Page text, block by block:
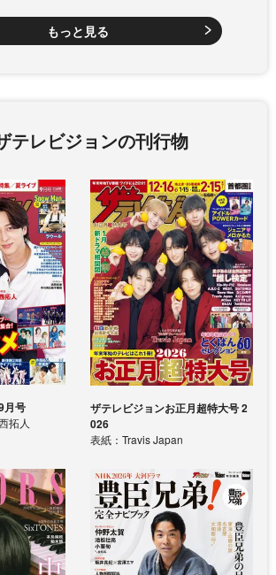
もっと見る
テレビジョンの刊行物
月号
拓人
ザテレビジョンお正月超特大号 2
026
表紙：Travis Japan